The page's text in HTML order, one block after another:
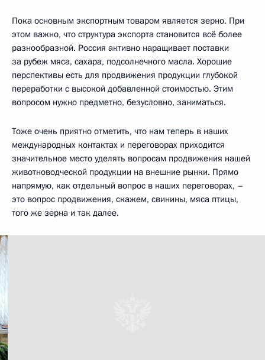
Пока основным экспортным товаром является зерно. При
этом важно, что структура экспорта становится всё более
разнообразной. Россия активно наращивает поставки
за рубеж мяса, сахара, подсолнечного масла. Хорошие
перспективы есть для продвижения продукции глубокой
переработки с высокой добавленной стоимостью. Этим
вопросом нужно предметно, безусловно, заниматься.
Тоже очень приятно отметить, что нам теперь в наших
международных контактах и переговорах приходится
значительное место уделять вопросам продвижения нашей
животноводческой продукции на внешние рынки. Прямо
напрямую, как отдельный вопрос в наших переговорах, –
это вопрос продвижения, скажем, свинины, мяса птицы,
того же зерна и так далее.